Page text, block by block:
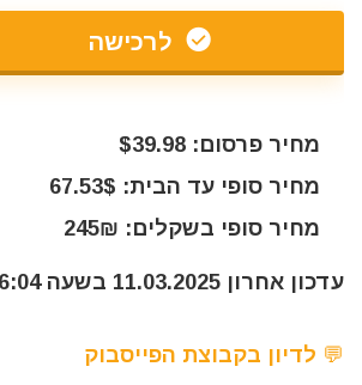
לרכישה
מחיר פרסום: $39.98
מחיר סופי עד הבית: 67.53$
מחיר סופי בשקלים: 245₪
עדכון אחרון 11.03.2025 בשעה 16:04
💬 לדיון בקבוצת הפייסבוק